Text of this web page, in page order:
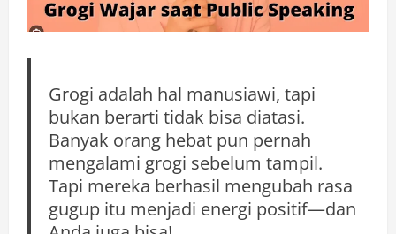
Grogi adalah hal manusiawi, tapi
bukan berarti tidak bisa diatasi.
Banyak orang hebat pun pernah
mengalami grogi sebelum tampil.
Tapi mereka berhasil mengubah rasa
gugup itu menjadi energi positif—dan